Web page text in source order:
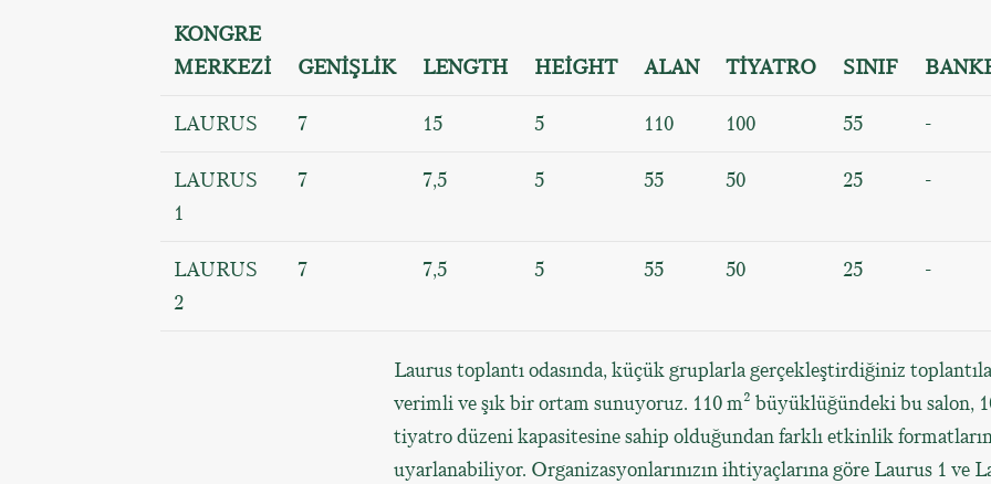
KONGRE
MERKEZİ
GENİŞLİK LENGTH HEİGHT ALAN TİYATRO SINIF
LAURUS 7 15 5 110 100 55 -
LAURUS
1
7 7,5 5 55 50 25 -
LAURUS
2
7 7,5 5 55 50 25 -
Laurus toplantı odasında, küçük gruplarla gerçekleştirdiğiniz
verimli ve şık bir ortam sunuyoruz. 110 m² büyüklüğündeki bu salon,
tiyatro düzeni kapasitesine sahip olduğundan farklı etkinlik
uyarlanabiliyor. Organizasyonlarınızın ihtiyaçlarına göre Laurus 1 ve